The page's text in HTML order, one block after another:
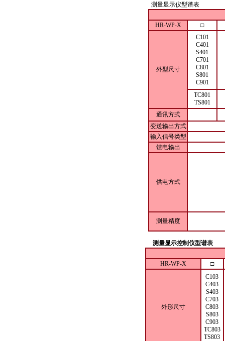
测量显示仪型谱表
HR-WP-X □
外型尺寸
C101
C401
S401
C701
C801
S801
C901
TC801
TS801
通讯方式
变送输出方式
输入信号类型
馈电输出
供电方式
测量精度
测量显示控制仪型谱表
HR-WP-X □
外形尺寸
C103
C403
S403
C703
C803
S803
C903
TC803
TS803